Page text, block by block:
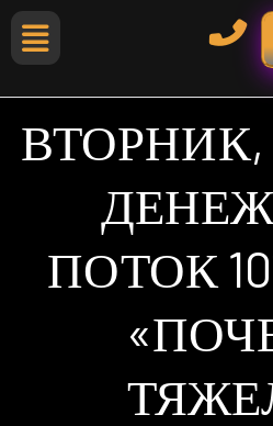
ВТОРНИК,
ПОТОК